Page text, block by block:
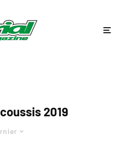
2019